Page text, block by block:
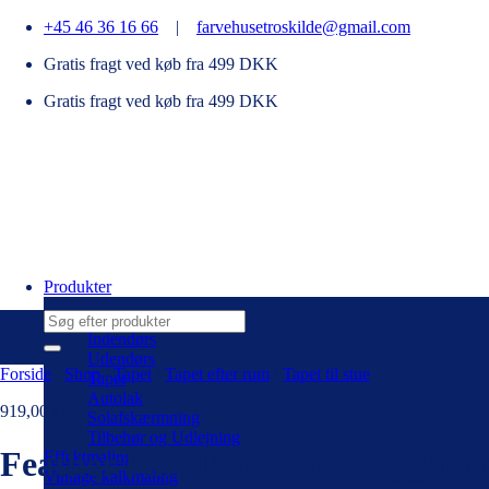
Fortsæt
indhold
+45 46 36 16 66 | farvehusetroskilde@gmail.com
Gratis fragt ved køb fra 499 DKK
Gratis fragt ved køb fra 499 DKK
Produkter
Indendørs
Udendørs
Tapet
Autolak
Solafskærmning
Tilbehør og Udlejning
Effektmaling
Vintage kalkmaling
Søg
efter:
Forside
Shop / Tapet Tapet efter rum
Tapet til stue
919,00
Feather Fan Tapet, duck egg/